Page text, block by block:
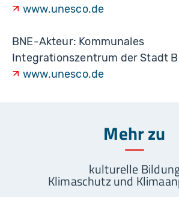
www.unesco.de
BNE-Akteur: Kommunales
Integrationszentrum der Stadt
www.unesco.de
Mehr zu
kulturelle
Klimaschutz und